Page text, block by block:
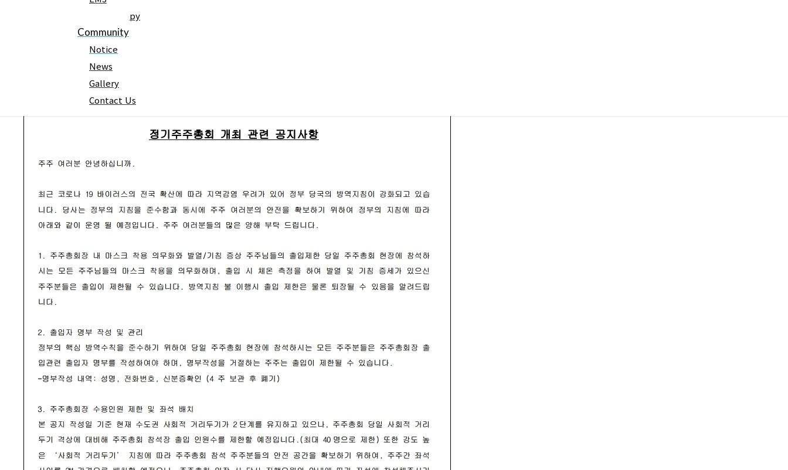
EM3 Canopy
Community
Notice
News
Gallery
Contact Us